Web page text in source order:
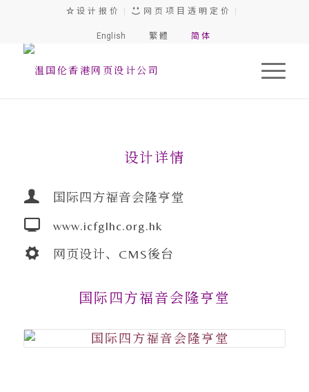
设 计 报 价 网 页 项 目 透 明 定 价
English 繁 體 简 体
设计详情
国际四方福音会隆亨堂
www.icfglhc.org.hk
网页设计、CMS後台
国际四方福音会隆亨堂